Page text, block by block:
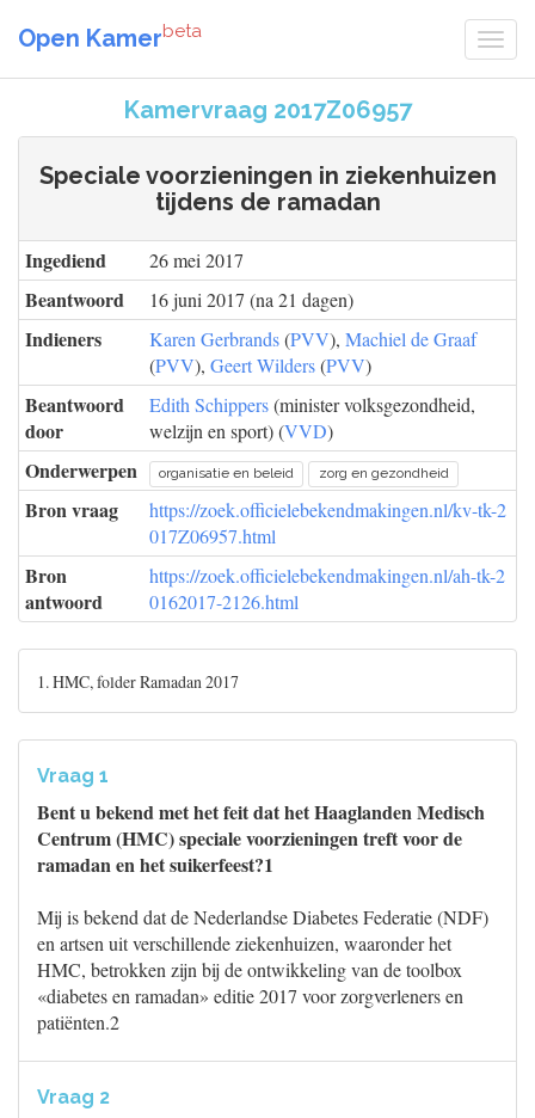
Open Kamerbeta
Kamervraag 2017Z06957
Speciale voorzieningen in ziekenhuizen
tijdens de ramadan
Ingediend 26 mei 2017
Beantwoord 16 juni 2017 (na 21 dagen)
Indieners Karen Gerbrands(PVV), Machiel de Graaf
(PVV), Geert Wilders(PVV)
Beantwoord
door
Edith Schippers(minister volksgezondheid,
welzijn en sport) (VVD)
Onderwerpen organisatie en beleid zorg en gezondheid
Bron vraag
https://zoek.officielebekendmakingen.nl/kv-tk-2
017Z06957.html
Bron
antwoord
https://zoek.officielebekendmakingen.nl/ah-tk-2
0162017-2126.html
1. HMC, folder Ramadan 2017
Vraag 1
Bent u bekend met het feit dat het Haaglanden Medisch
Centrum (HMC) speciale voorzieningen treft voor de
ramadan en het suikerfeest?1
Mij is bekend dat de Nederlandse Diabetes Federatie (NDF)
en artsen uit verschillende ziekenhuizen, waaronder het
HMC, betrokken zijn bij de ontwikkeling van de toolbox
«diabetes en ramadan» editie 2017 voor zorgverleners en
patiënten.2
Vraag 2